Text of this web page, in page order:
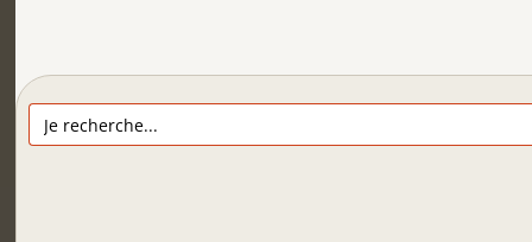
Search
for: